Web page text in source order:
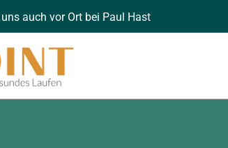
auch vor Ort bei Paul Hast